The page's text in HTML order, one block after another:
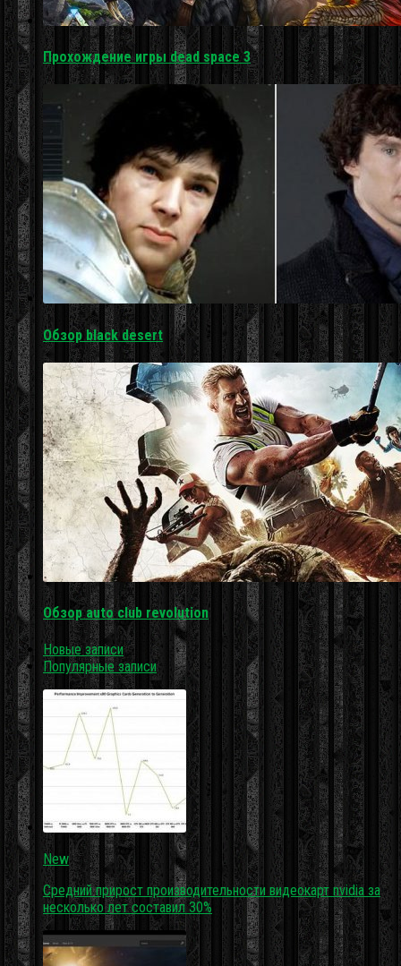
Прохождение игры dead space 3
Обзор black desert
Обзор auto club revolution
Новые записи
Популярные записи
New
Средний прирост производительности видеокарт nvidia за
несколько лет составил 30%